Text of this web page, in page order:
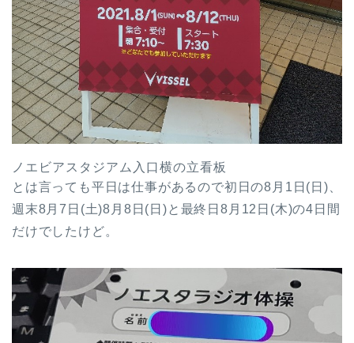
ノエビアスタジアム入口横の立看板
とは言っても平日は仕事があるので初日の8月1日(日)、
週末8月7日(土)8月8日(日)と最終日8月12日(木)の4日間
だけでしたけど。